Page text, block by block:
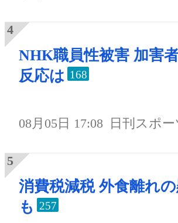
NHK職員性被害 加害
反応は 168
08月05日 17:08 日刊スポー
消費税減税 外食離れ
も
257